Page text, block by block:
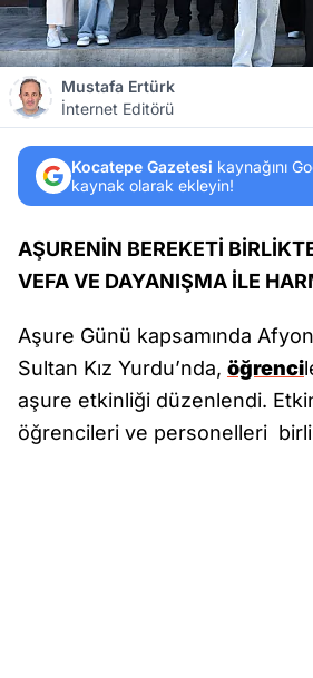
Mustafa Ertürk
İnternet Editörü
Kocatepe Gazetesi kaynağını
kaynak olarak ekleyin!
AŞURENİN BEREKETİ
VEFA VE DAYANIŞMA İLE
Aşure Günü kapsamında
Sultan Kız Yurdu’nda, öğrenci
aşure etkinliği düzenlendi.
öğrencileri ve personelleri